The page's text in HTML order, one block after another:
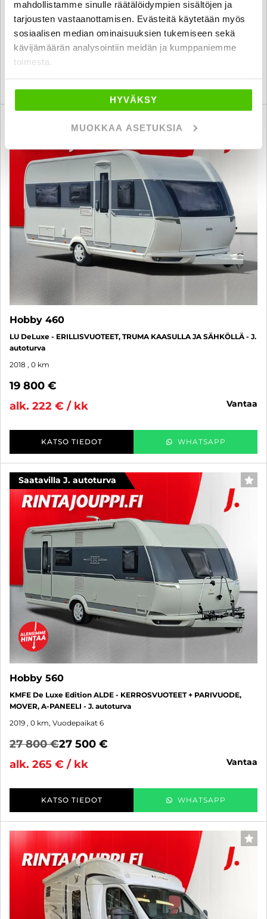
mahdollistamme sinulle räätälöidympien sisältöjen ja
tarjousten vastaanottamisen. Evästeitä käytetään myös
sosiaalisen median ominaisuuksien tukemiseen sekä
kävijämäärän analysointiin meidän ja kumppaniemme
toimesta.
HYVÄKSY
MUOKKAA ASETUKSIA
2019 , 0 km, Vuodepaikat 3
21 800 €
alk. 229 € / kk
seinäjoki
Saatavilla J. autoturva
Hobby 460
LU DeLuxe - ERILLISVUOTEET, TRUMA KAASULLA JA SÄHKÖLLÄ - J.
autoturva
2018 , 0 km
19 800 €
alk. 222 € / kk
vantaa
KATSO TIEDOT WHATSAPP
Saatavilla J. autoturva
Hobby 560
KMFE De Luxe Edition ALDE - KERROSVUOTEET + PARIVUODE,
MOVER, A-PANEELI - J. autoturva
2019 , 0 km, Vuodepaikat 6
27 800 €27 500 €
alk. 265 € / kk
vantaa
KATSO TIEDOT WHATSAPP